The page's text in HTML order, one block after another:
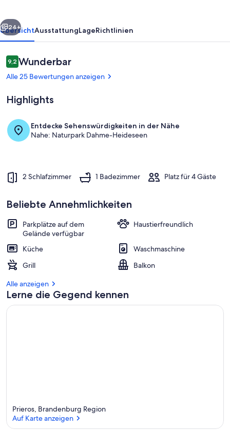
Ansicht vom Garten
Weiter
24+
ÜbersichtAusstattungLageRichtlinien
Bewertungen
9,29,2 von 10.
Wunderbar
Alle 25 Bewertungen anzeigen
Highlights
Entdecke Sehenswürdigkeiten in der Nähe
Nahe: Naturpark Dahme-Heideseen
2 Schlafzimmer 1 Badezimmer Platz für 4 Gäste
Beliebte Annehmlichkeiten
Parkplätze auf dem
Gelände verfügbar
Haustierfreundlich
Küche
Waschmaschine
Grill
Balkon
Alle anzeigen
Lerne die Gegend kennen
Prieros, Brandenburg Region
Auf Karte anzeigen